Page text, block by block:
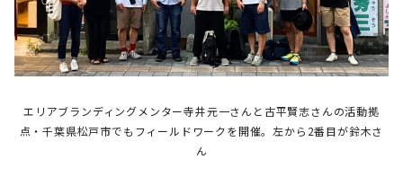
エリアブランディングメンター寺井元一さんと古平賢志さんの活動拠
点・千葉県松戸市でもフィールドワークを開催。左から2番目が鈴木さ
ん